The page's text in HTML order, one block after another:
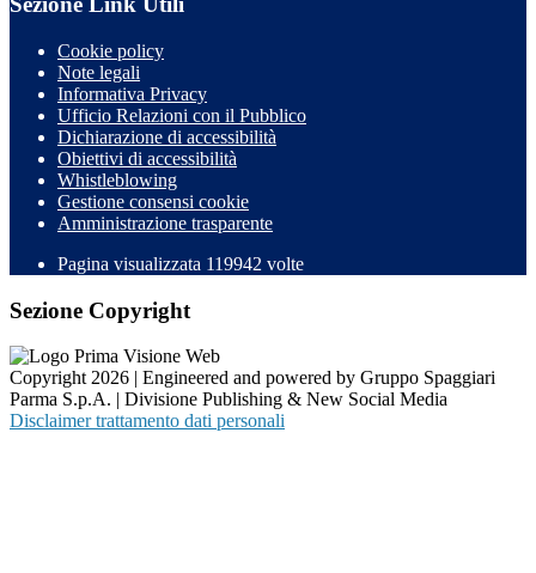
Cookie policy
Note legali
Informativa Privacy
Ufficio Relazioni con il Pubblico
Dichiarazione di accessibilità
Obiettivi di accessibilità
Whistleblowing
Gestione consensi cookie
Amministrazione trasparente
Pagina visualizzata 119942 volte
Sezione Copyright
Copyright 2026 | Engineered and powered by Gruppo Spaggiari
Parma S.p.A. | Divisione Publishing & New Social Media
Disclaimer trattamento dati personali